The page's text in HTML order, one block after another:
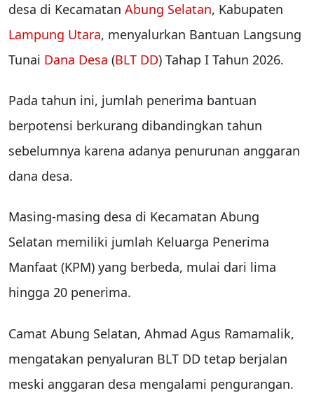
desa di Kecamatan Abung Selatan, Kabupaten
Lampung Utara, menyalurkan Bantuan Langsung
Tunai Dana Desa (BLT DD) Tahap I Tahun 2026.
Pada tahun ini, jumlah penerima bantuan
berpotensi berkurang dibandingkan tahun
sebelumnya karena adanya penurunan anggaran
dana desa.
Masing-masing desa di Kecamatan Abung
Selatan memiliki jumlah Keluarga Penerima
Manfaat (KPM) yang berbeda, mulai dari lima
hingga 20 penerima.
Camat Abung Selatan, Ahmad Agus Ramamalik,
mengatakan penyaluran BLT DD tetap berjalan
meski anggaran desa mengalami pengurangan.